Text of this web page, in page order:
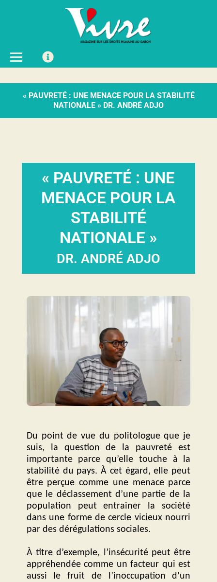
« PAUVRETÉ : UNE MENACE POUR LA STABILITÉ
NATIONALE » DR. ANDRÉ ADJO
« PAUVRETÉ : UNE
MENACE POUR LA
STABILITÉ
NATIONALE »
DR. ANDRÉ ADJO
Du point de vue du politologue que je
suis, la question de la pauvreté est
importante parce qu’elle touche à la
stabilité du pays. À cet égard, elle peut
être perçue comme une menace parce
que le déclassement d’une partie de la
population peut entrainer la société
dans une forme de cercle vicieux nourri
par des dérégulations sociales.
À titre d’exemple, l’insécurité peut être
appréhendée comme un facteur qui est
aussi le fruit de l’inoccupation d’un